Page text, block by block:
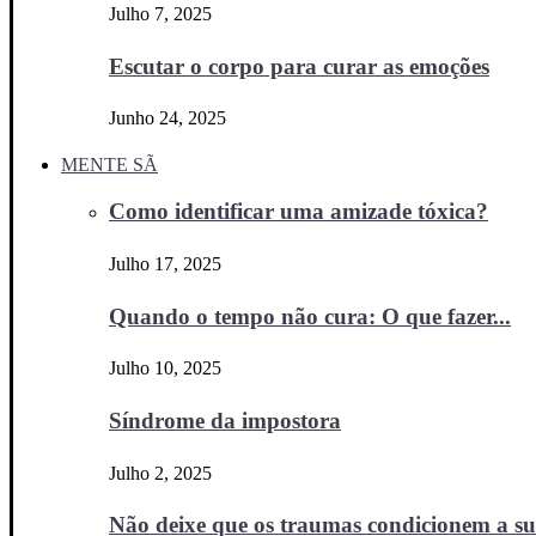
Julho 7, 2025
Escutar o corpo para curar as emoções
Junho 24, 2025
MENTE SÃ
Como identificar uma amizade tóxica?
Julho 17, 2025
Quando o tempo não cura: O que fazer...
Julho 10, 2025
Síndrome da impostora
Julho 2, 2025
Não deixe que os traumas condicionem a